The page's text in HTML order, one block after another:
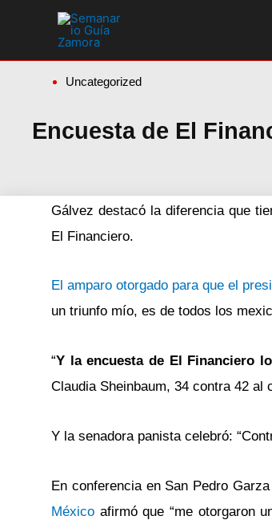
Uncategorized
Encuesta de El
Gálvez destacó la diferencia que
El Financiero.
El amparo otorgado para que el
un triunfo mío, es de todos los
“Y la encuesta de El Financiero
Claudia Sheinbaum, 34 contra 42 al
Y la senadora panista celebró:
En conferencia en San Pedro
México afirmó que “me otorgaron